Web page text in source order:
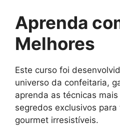
Aprenda
Melhores
Este curso foi
universo da confeitaria,
aprenda as técnicas
segredos exclusivos
gourmet irresistíveis.